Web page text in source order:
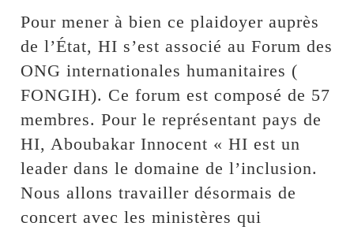
Pour mener à bien ce plaidoyer auprès
de l’État, HI s’est associé au Forum des
ONG internationales humanitaires (
FONGIH). Ce forum est composé de 57
membres. Pour le représentant pays de
HI, Aboubakar Innocent « HI est un
leader dans le domaine de l’inclusion.
Nous allons travailler désormais de
concert avec les ministères qui